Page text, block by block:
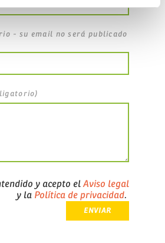
- su email no será publicado
y acepto elAviso legal
y la Política de privacidad.